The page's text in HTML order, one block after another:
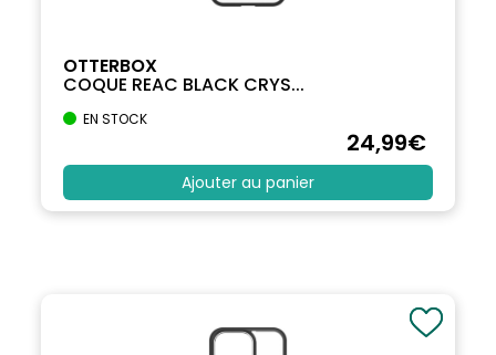
OTTERBOX
COQUE REAC BLACK CRYS...
EN STOCK
24,99€
Ajouter au panier